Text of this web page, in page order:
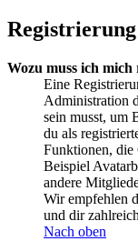
Wozu muss ich mich
Eine
Administration
sein musst, um
du als
Funktionen, die
Beispiel
andere
Wir empfehlen
und dir
Nach oben